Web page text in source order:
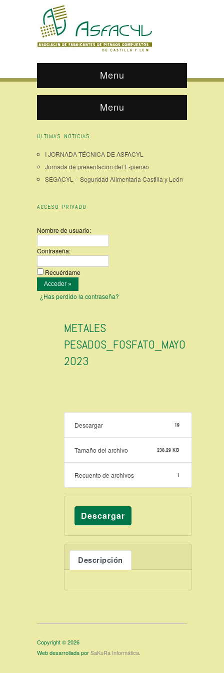
Menu
Menu
ÚLTIMAS NOTICIAS
I JORNADA TÉCNICA DE ASFACYL
Jornada de presentacion del E-pienso
SEGACYL – Seguridad Alimentaria Castilla y León
ACCESO PRIVADO
Nombre de usuario:
Contraseña:
Recuérdame
¿Has perdido la contraseña?
METALES
PESADOS_FOSFATO_MAYO
2023
Descargar 19
Tamaño del archivo 238.29 KB
Recuento de archivos 1
Descargar
Descripción
Copyright © 2026
Web desarrollada porSaKuRa Informática.